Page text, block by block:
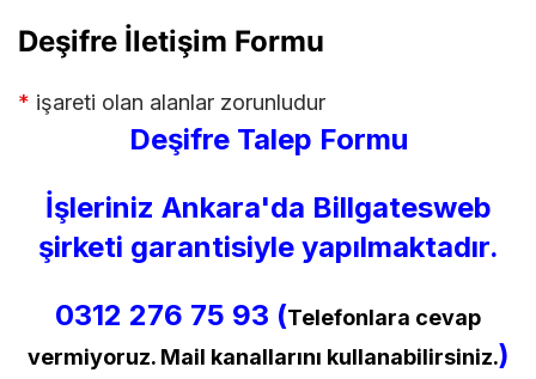
Deşifre İletişim Formu
* işareti olan alanlar zorunludur
Deşifre Talep Formu
İşleriniz Ankara'da Billgatesweb
şirketi garantisiyle yapılmaktadır.
0312 276 75 93 (Telefonlara cevap
vermiyoruz. Mail kanallarını kullanabilirsiniz.)